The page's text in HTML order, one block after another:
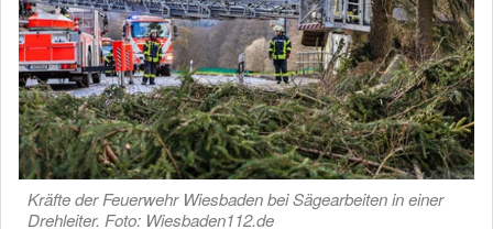
Kräfte der Feuerwehr Wiesbaden bei Sägearbeiten in einer
Drehleiter. Foto: Wiesbaden112.de